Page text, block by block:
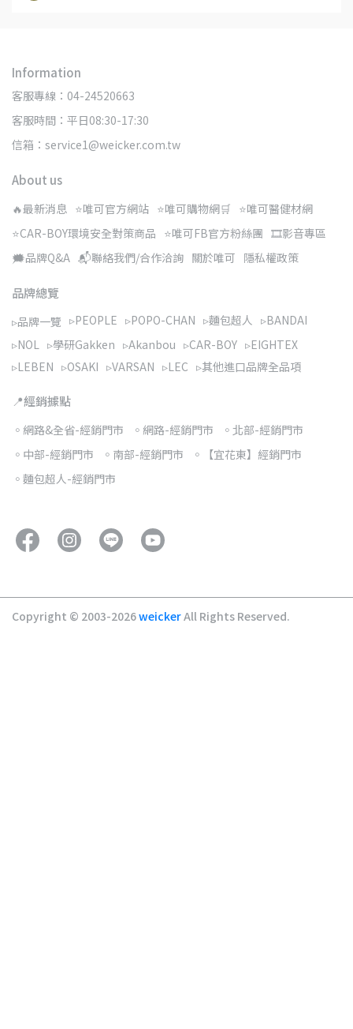
Information
客服專線：04-24520663
客服時間：平日08:30-17:30
信箱：service1@weicker.com.tw
About us
🔥最新消息 ⭐唯可官方網站 ⭐唯可購物網🛒 ⭐唯可醫健材網
⭐CAR-BOY環境安全對策商品 ⭐唯可FB官方粉絲團 🎞️影音專區
🗯️品牌Q&A 📬聯絡我們/合作洽詢 關於唯可 隱私權政策
品牌總覽
▹品牌一覽 ▹PEOPLE ▹POPO-CHAN ▹麵包超人 ▹BANDAI
▹NOL ▹學研Gakken ▹Akanbou ▹CAR-BOY ▹EIGHTEX
▹LEBEN ▹OSAKI ▹VARSAN ▹LEC ▹其他進口品牌全品項
📍經銷據點
◦網路&全省-經銷門市 ◦網路-經銷門市
◦北部-經銷門市
◦中部-經銷門市
◦南部-經銷門市
◦【宜花東】經銷門市
◦麵包超人-經銷門市
Copyright © 2003-2026weickerAll Rights Reserved.